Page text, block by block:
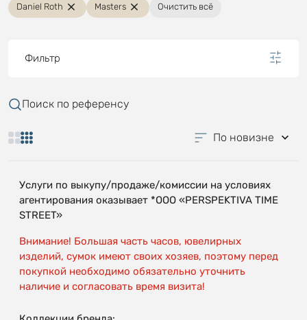
Daniel Roth Masters Очистить всё
Фильтр
Поиск по референсу
По новизне
Услуги по выкупу/продаже/комиссии на условиях
агентирования оказывает *OOO «PERSPEKTIVA TIME
STREET»
Внимание! Большая часть часов, ювелирных
изделий, сумок имеют своих хозяев, поэтому перед
покупкой необходимо обязательно уточнить
наличие и согласовать время визита!